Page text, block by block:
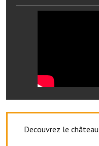
Eaux, assainissement
Services publics
Démarches
Urbanisme
Decouvrez le